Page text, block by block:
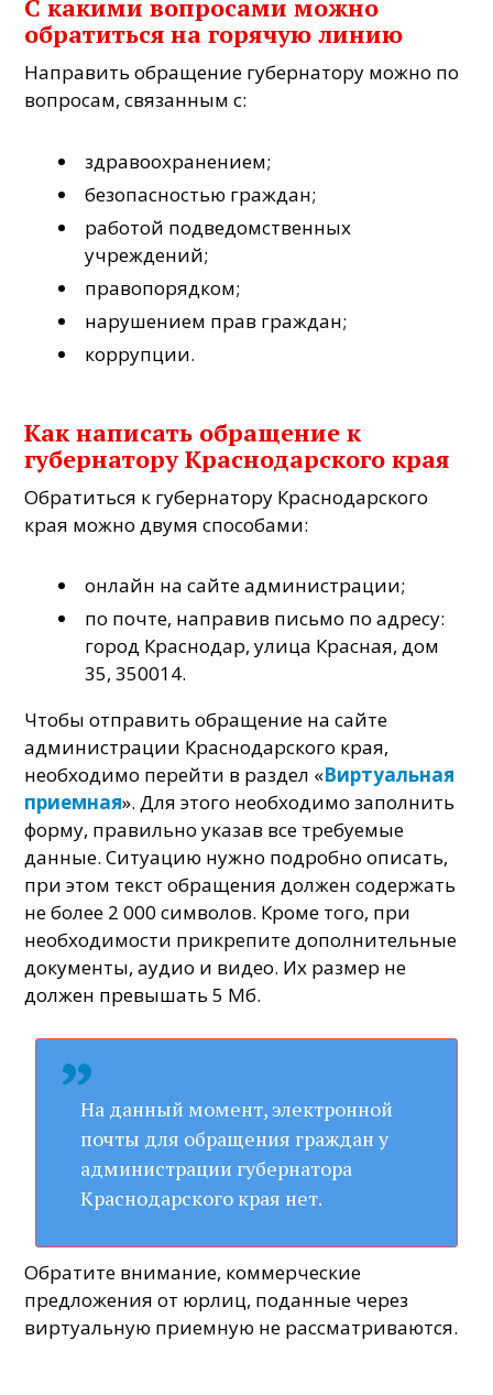
С какими вопросами можно
обратиться на горячую линию
Направить обращение губернатору можно по
вопросам, связанным с:
здравоохранением;
безопасностью граждан;
работой подведомственных
учреждений;
правопорядком;
нарушением прав граждан;
коррупции.
Как написать обращение к
губернатору Краснодарского края
Обратиться к губернатору Краснодарского
края можно двумя способами:
онлайн на сайте администрации;
по почте, направив письмо по адресу:
город Краснодар, улица Красная, дом
35, 350014.
Чтобы отправить обращение на сайте
администрации Краснодарского края,
необходимо перейти в раздел «Виртуальная
приемная». Для этого необходимо заполнить
форму, правильно указав все требуемые
данные. Ситуацию нужно подробно описать,
при этом текст обращения должен содержать
не более 2 000 символов. Кроме того, при
необходимости прикрепите дополнительные
документы, аудио и видео. Их размер не
должен превышать 5 Мб.
На данный момент, электронной
почты для обращения граждан у
администрации губернатора
Краснодарского края нет.
Обратите внимание, коммерческие
предложения от юрлиц, поданные через
виртуальную приемную не рассматриваются.